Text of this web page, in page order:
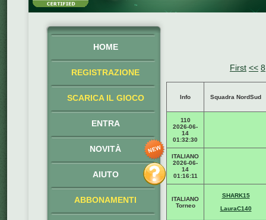
HOME
REGISTRAZIONE
SCARICA IL GIOCO
ENTRA
NOVITÀ
AIUTO
ABBONAMENTI
First << 8
Info Squadra NordSud
110
2026-06-
14
01:32:30
ITALIANO
2026-06-
14
01:16:11
ITALIANO
Torneo
SHARK15
LauraC140